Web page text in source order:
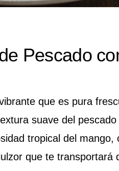
Pescado
que es pura
suave del
tropical del mango,
que te transportará